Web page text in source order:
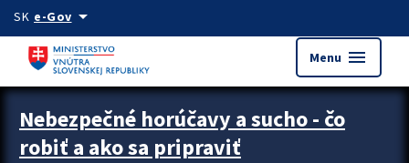
Preskocit na hlavný obsah
SK e-Govarrow_drop_down
Menu menu
Zastavit automatický posun upútavok
Nebezpečné horúčavy a sucho - čo
robiť a ako sa pripraviť